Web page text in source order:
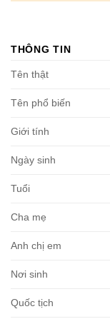
THÔNG TIN
Tên thật
Tên phổ biến
Giới tính
Ngày sinh
Tuổi
Cha mẹ
Anh chị em
Nơi sinh
Quốc tịch